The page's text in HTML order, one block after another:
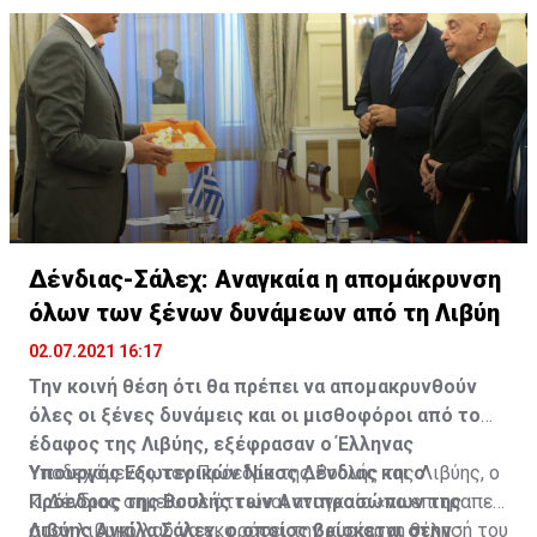
Δένδιας-Σάλεχ: Αναγκαία η απομάκρυνση
όλων των ξένων δυνάμεων από τη Λιβύη
02.07.2021 16:17
Την κοινή θέση ότι θα πρέπει να απομακρυνθούν
όλες οι ξένες δυνάμεις και οι μισθοφόροι από το
έδαφος της Λιβύης, εξέφρασαν ο Έλληνας
Υπουργός Εξωτερικών Νίκος Δένδιας και ο
Πρόεδρος της Βουλής των Αντιπροσώπων της
Λιβύης Αγκίλα Σάλεχ, ο οποίος βρίσκεται στην
Υποδεχόμενος τον Πρόεδρο της Βουλής της Λιβύης, ο
κ. Δένδιας σημείωσε ότι είναι αναγκαίο «να επιτραπεί
στον λιβυκό λαό να εκφράσει την κυρίαρχη θέλησή του